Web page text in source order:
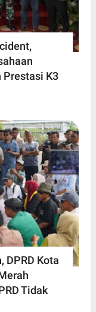
Prestasi K3
DPRD Kota
Tidak